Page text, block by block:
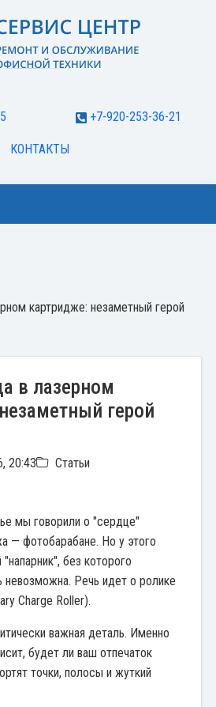
+7-920-253-36-21
КОНТАКТЫ
картридже: незаметный герой
в лазерном
герой
20:43
Статьи
мы говорили о "сердце"
— фотобарабане. Но у этого
без которого
невозможна. Речь идет о ролике
Charge Roller).
важная деталь. Именно
будет ли ваш отпечаток
точки, полосы и жуткий